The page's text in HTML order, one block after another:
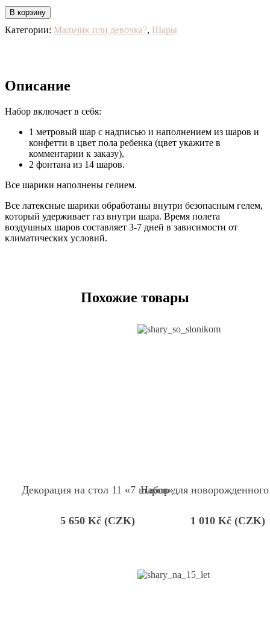
В корзину
Категории: Мальчик или девочка?, Шары
Описание
Набор включает в себя:
1 метровый шар с надписью и наполнением из шаров и
конфетти в цвет пола ребенка (цвет укажите в
комментарии к заказу),
2 фонтана из 14 шаров.
Все шарики наполнены гелием.
Все латексные шарики обработаны внутри безопасным гелем,
который удерживает газ внутри шара. Время полета
воздушных шаров составляет 3-7 дней в зависимости от
климатических условий.
Похожие товары
Декорация на стол 11 «7 шаров»
5 650Kč (CZK)
Набор для
1 010Kč (CZK)